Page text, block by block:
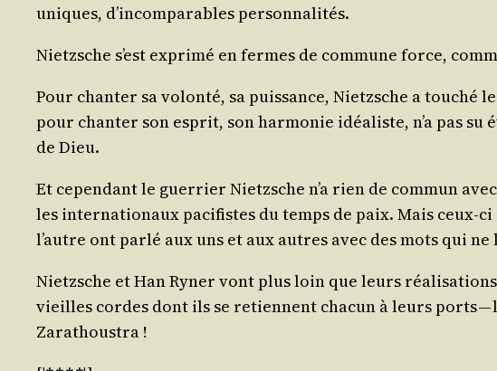
uniques, d’incomparables personnalités.
Nietzsche s’est expri­mé en fermes de com­mune force,
Pour chan­ter sa volon­té, sa puis­sance, Nietzsche a tou­ché
pour chan­ter son esprit, son har­mo­nie idéa­liste, n’a pas
de Dieu.
Et cepen­dant le guer­rier Nietzsche n’a rien de com­mun
les inter­na­tio­naux paci­fistes du temps de paix. Mais ceux-
l’autre ont par­lé aux uns et aux autres avec des mots qui
Nietzsche et Han Ryner vont plus loin que leurs
vieilles cordes dont ils se retiennent cha­cun à leurs ports —
Zarathoustra !